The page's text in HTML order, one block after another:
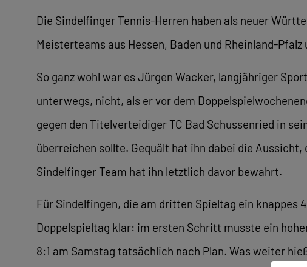
Die Sindelfinger Tennis-Herren haben als neuer
Meisterteams aus Hessen, Baden und Rheinland-
So ganz wohl war es Jürgen Wacker, langjähriger
unterwegs, nicht, als er vor dem
gegen den Titelverteidiger TC Bad Schussenried in
überreichen sollte. Gequält hat ihn dabei die
Sindelfinger Team hat ihn letztlich davor bewahrt.
Für Sindelfingen, die am dritten Spieltag ein knappes
Doppelspieltag klar: im ersten Schritt musste ein
8:1 am Samstag tatsächlich nach Plan. Was weiter